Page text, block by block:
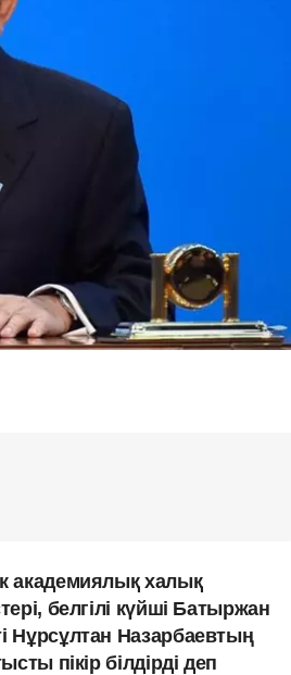
академиялық халық
белгілі күйші Батыржан
Нұрсұлтан Назарбаевтың
пікір білдірді деп